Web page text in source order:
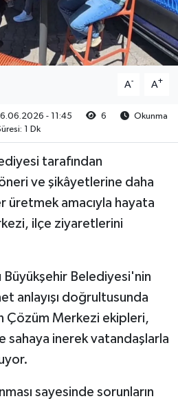
A- A+
- 11:45 6
Okunma
1 Dk
tarafından
ve şikâyetlerine daha
üretmek amacıyla hayata
ilçe ziyaretlerini
Büyükşehir Belediyesi'nin
anlayışı doğrultusunda
Çözüm Merkezi ekipleri,
sahaya inerek vatandaşlarla
sayesinde sorunların